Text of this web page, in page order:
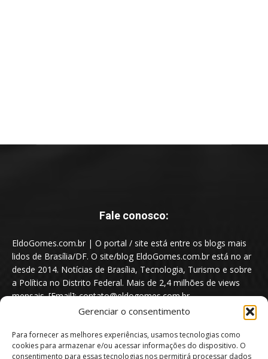
Gerenciar o consentimento
Para fornecer as melhores experiências, usamos tecnologias como
cookies para armazenar e/ou acessar informações do dispositivo. O
consentimento para essas tecnologias nos permitirá processar dados
Fale conosco:
EldoGomes.com.br | O portal / site está entre os blogs mais
lidos de Brasília/DF. O site/blog EldoGomes.com.br está no ar
desde 2014. Notícias de Brasília, Tecnologia, Turismo e sobre
a Política no Distrito Federal. Mais de 2,4 milhões de views
mensais. [Email]: contato@eldogomes.com.br